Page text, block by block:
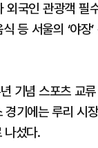
국인 관광객 필
등 서울의 ‘야장
기념 스포츠 교
기에는 루리 시
나섰다.